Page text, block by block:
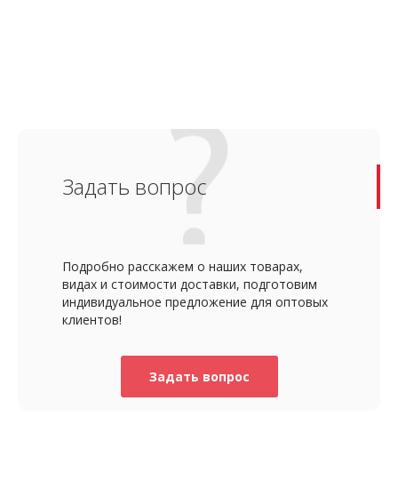
Задать вопрос
Подробно расскажем о наших товарах,
видах и стоимости доставки, подготовим
индивидуальное предложение для оптовых
клиентов!
Задать вопрос